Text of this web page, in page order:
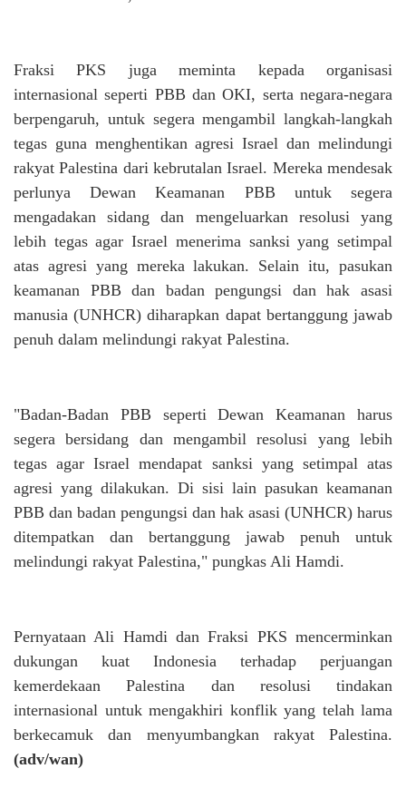
Fraksi PKS juga meminta kepada organisasi
internasional seperti PBB dan OKI, serta negara-negara
berpengaruh, untuk segera mengambil langkah-langkah
tegas guna menghentikan agresi Israel dan melindungi
rakyat Palestina dari kebrutalan Israel. Mereka mendesak
perlunya Dewan Keamanan PBB untuk segera
mengadakan sidang dan mengeluarkan resolusi yang
lebih tegas agar Israel menerima sanksi yang setimpal
atas agresi yang mereka lakukan. Selain itu, pasukan
keamanan PBB dan badan pengungsi dan hak asasi
manusia (UNHCR) diharapkan dapat bertanggung jawab
penuh dalam melindungi rakyat Palestina.
"Badan-Badan PBB seperti Dewan Keamanan harus
segera bersidang dan mengambil resolusi yang lebih
tegas agar Israel mendapat sanksi yang setimpal atas
agresi yang dilakukan. Di sisi lain pasukan keamanan
PBB dan badan pengungsi dan hak asasi (UNHCR) harus
ditempatkan dan bertanggung jawab penuh untuk
melindungi rakyat Palestina," pungkas Ali Hamdi.
Pernyataan Ali Hamdi dan Fraksi PKS mencerminkan
dukungan kuat Indonesia terhadap perjuangan
kemerdekaan Palestina dan resolusi tindakan
internasional untuk mengakhiri konflik yang telah lama
berkecamuk dan menyumbangkan rakyat Palestina.
(adv/wan)